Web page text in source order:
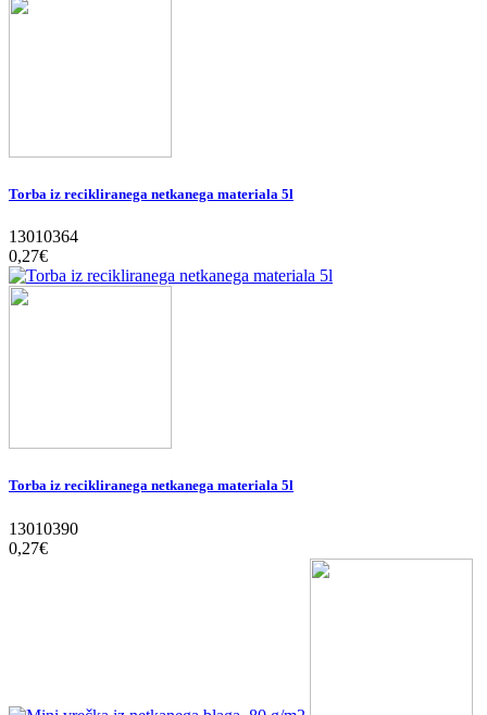
Torba iz recikliranega netkanega materiala 5l
13010364
0,27‎€
Torba iz recikliranega netkanega materiala 5l
13010390
0,27‎€